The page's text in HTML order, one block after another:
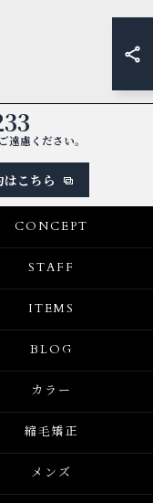
慮ください。
はこちら
CONCEPT
STAFF
ITEMS
BLOG
カラー
縮毛矯正
メンズ